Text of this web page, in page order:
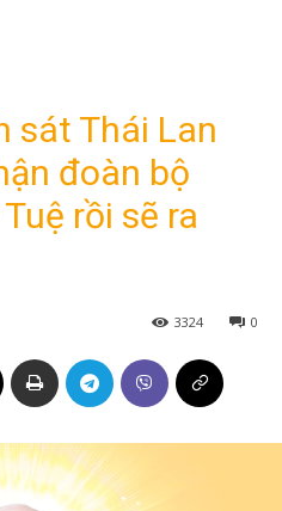
sát Thái Lan
đoàn bộ
rồi sẽ ra
0
3324